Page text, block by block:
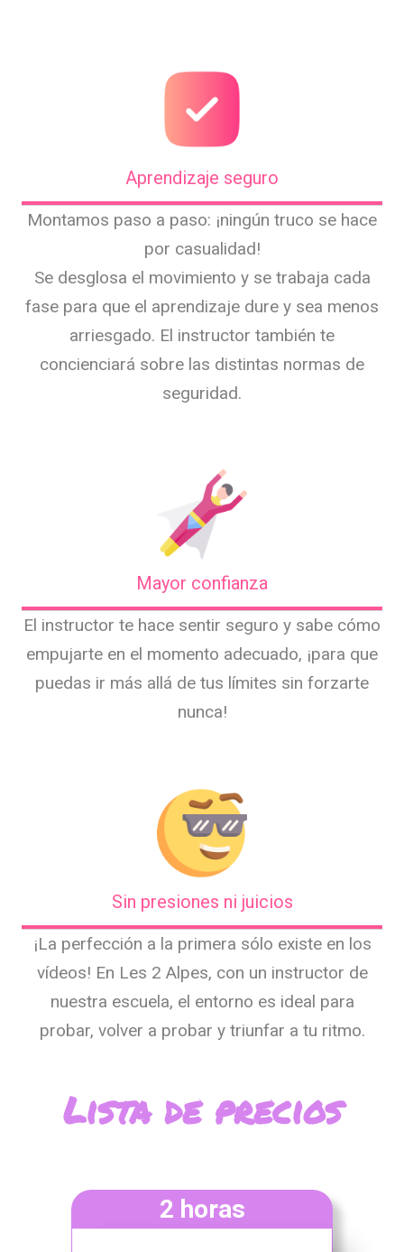
Aprendizaje seguro
Montamos paso a paso: ¡ningún truco se hace
por casualidad!
Se desglosa el movimiento y se trabaja cada
fase para que el aprendizaje dure y sea menos
arriesgado. El instructor también te
concienciará sobre las distintas normas de
seguridad.
Mayor confianza
El instructor te hace sentir seguro y sabe cómo
empujarte en el momento adecuado, ¡para que
puedas ir más allá de tus límites sin forzarte
nunca!
Sin presiones ni juicios
¡La perfección a la primera sólo existe en los
vídeos! En Les 2 Alpes, con un instructor de
nuestra escuela, el entorno es ideal para
probar, volver a probar y triunfar a tu ritmo.
Lista de precios
2 horas